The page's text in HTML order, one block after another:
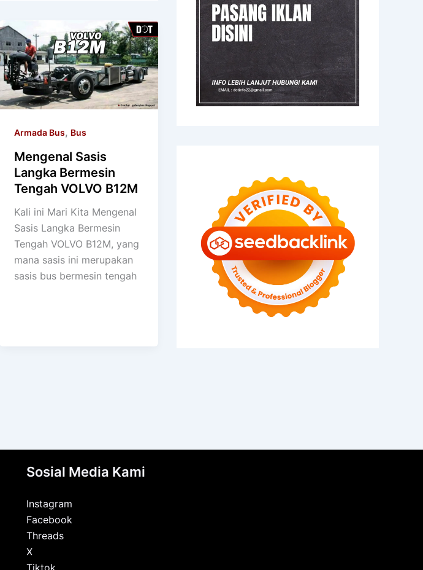
Armada Bus, Bus
Mengenal Sasis
Langka Bermesin
Tengah VOLVO B12M
Kali ini Mari Kita Mengenal
Sasis Langka Bermesin
Tengah VOLVO B12M, yang
mana sasis ini merupakan
sasis bus bermesin tengah
Sosial Media Kami
Instagram
Facebook
Threads
X
Tiktok